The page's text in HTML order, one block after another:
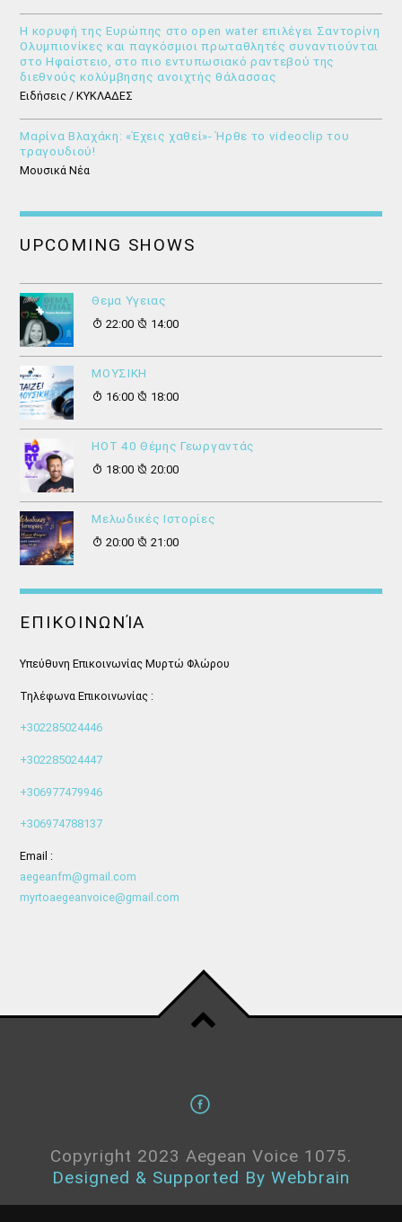
Η κορυφή της Ευρώπης στο open water επιλέγει Σαντορίνη
Ολυμπιονίκες και παγκόσμιοι πρωταθλητές συναντιούνται
στο Ηφαίστειο, στο πιο εντυπωσιακό ραντεβού της
διεθνούς κολύμβησης ανοιχτής θάλασσας
Ειδήσεις / ΚΥΚΛΑΔΕΣ
Μαρίνα Βλαχάκη: «Έχεις χαθεί»- Ήρθε το videoclip του
τραγουδιού!
Μουσικά Νέα
UPCOMING SHOWS
Θεμα Υγειας
22:00
14:00
ΜΟΥΣΙΚΗ
16:00
18:00
HOT 40 Θέμης Γεωργαντάς
18:00
20:00
Μελωδικές Ιστορίες
20:00
21:00
ΕΠΙΚΟΙΝΩΝΊΑ
Υπεύθυνη Επικοινωνίας Μυρτώ Φλώρου
Τηλέφωνα Επικοινωνίας :
+302285024446
+302285024447
+306977479946
+306974788137
Email :
aegeanfm@gmail.com
myrtoaegeanvoice@gmail.com
Copyright 2023 Aegean Voice 1075.
Designed & Supported By Webbrain